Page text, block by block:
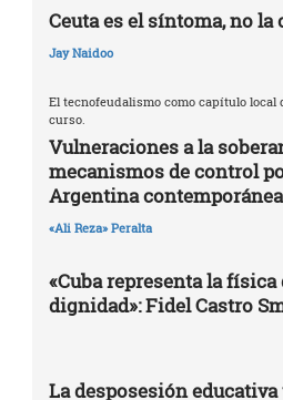
Ceuta es el síntoma, no la
Jay Naidoo
El tecnofeudalismo como capítulo local
curso.
Vulneraciones a la
mecanismos de control
Argentina contemporánea
«Ali Reza» Peralta
«Cuba representa la física
dignidad»: Fidel Castro
La desposesión